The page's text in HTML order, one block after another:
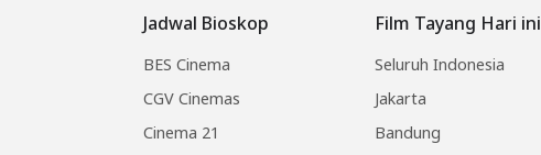
Jadwal Bioskop
BES Cinema
CGV Cinemas
Cinema 21
Film Tayang Hari ini
Seluruh Indonesia
Jakarta
Bandung